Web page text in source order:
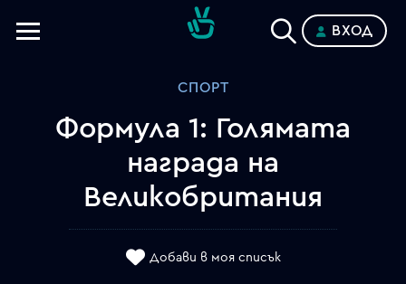
ВХОД
СПОРТ
Формула 1: Голямата
награда на
Великобритания
Добави в моя списък